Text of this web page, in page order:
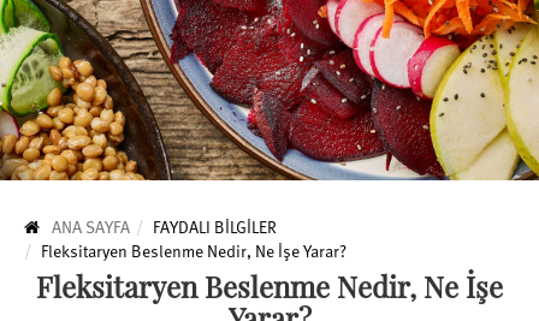
ANA SAYFA
FAYDALI BİLGİLER
Fleksitaryen Beslenme Nedir, Ne İşe Yarar?
Fleksitaryen Beslenme Nedir, Ne İşe